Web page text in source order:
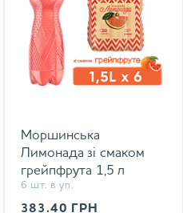
Моршинська
Лимонада зі смаком
грейпфрута 1,5 л
соковмісний
середньогазований
6 шт. в уп.
383.40 ГРН